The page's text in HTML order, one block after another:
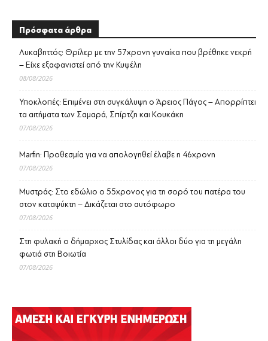
Πρόσφατα άρθρα
Λυκαβηττός: Θρίλερ με την 57χρονη γυναίκα που βρέθηκε νεκρή
– Είχε εξαφανιστεί από την Κυψέλη
08/08/2026
Υποκλοπές: Επιμένει στη συγκάλυψη ο Άρειος Πάγος – Απορρίπτει
τα αιτήματα των Σαμαρά, Σπίρτζη και Κουκάκη
07/08/2026
Marfin: Προθεσμία για να απολογηθεί έλαβε η 46χρονη
07/08/2026
Μυστράς: Στο εδώλιο ο 55χρονος για τη σορό του πατέρα του
στον καταψύκτη – Δικάζεται στο αυτόφωρο
07/08/2026
Στη φυλακή ο δήμαρχος Στυλίδας και άλλοι δύο για τη μεγάλη
φωτιά στη Βοιωτία
07/08/2026